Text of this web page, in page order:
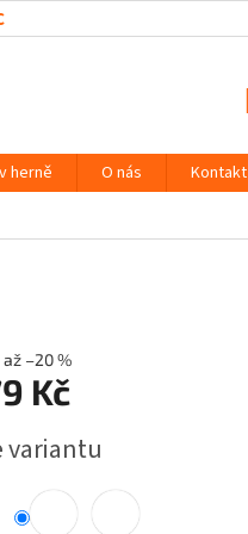
OSOBNÍCH ÚDAJŮ
herně O nás
Kontakt
až –20 %
Kč
variantu